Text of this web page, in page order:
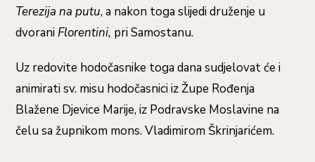
Terezija na putu, a nakon toga slijedi druženje u
dvoraniFlorentini, pri Samostanu.
Uz redovite hodočasnike toga dana sudjelovat će i
animirati sv. misu hodočasnici iz Župe Rođenja
Blažene Djevice Marije, iz Podravske Moslavine na
čelu sa župnikom mons. Vladimirom Škrinjarićem.